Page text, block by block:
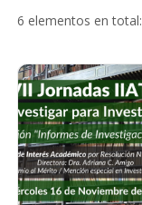
6 elementos en total: